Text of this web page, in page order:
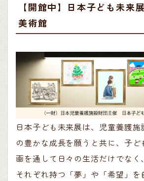
【開館中】日本子ども未来
美術館
日本子ども未来展は、児童養護施
の豊かな成長を願うと共に、子
画を通して日々の生活だけでな
それぞれ持つ「夢」や「希望」を